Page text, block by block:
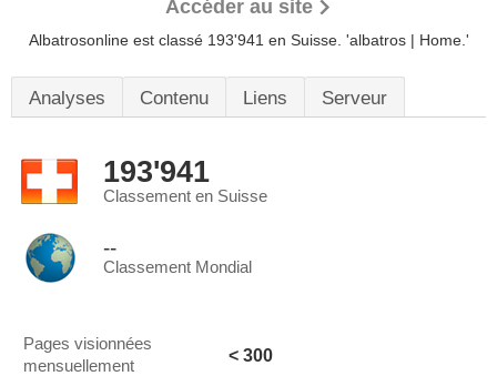
Accéder au site
Albatrosonline est classé 193'941 en Suisse. 'albatros | Home.'
Analyses Contenu Liens Serveur
193'941
Classement en Suisse
--
Classement Mondial
Pages visionnées
mensuellement
< 300